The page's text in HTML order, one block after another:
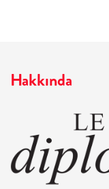
Hakkında